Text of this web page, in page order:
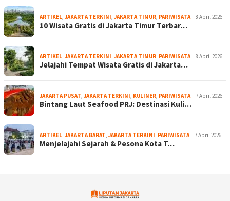
ARTIKEL JAKARTA TERKINI JAKARTA TIMUR PARIWISATA 8 April 2026
10 Wisata Gratis di Jakarta Timur Terbar…
ARTIKEL JAKARTA TERKINI JAKARTA TIMUR PARIWISATA 8 April 2026
Jelajahi Tempat Wisata Gratis di Jakarta…
JAKARTA PUSAT JAKARTA TERKINI KULINER PARIWISATA 7 April 2026
Bintang Laut Seafood PRJ: Destinasi Kuli…
ARTIKEL JAKARTA BARAT JAKARTA TERKINI PARIWISATA 7 April 2026
Menjelajahi Sejarah & Pesona Kota T…